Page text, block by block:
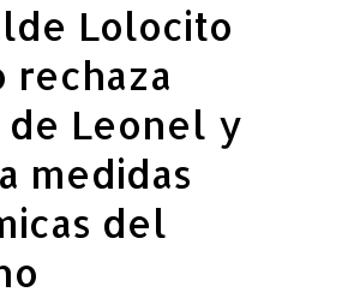
Lolocito
rechaza
de Leonel y
medidas
del